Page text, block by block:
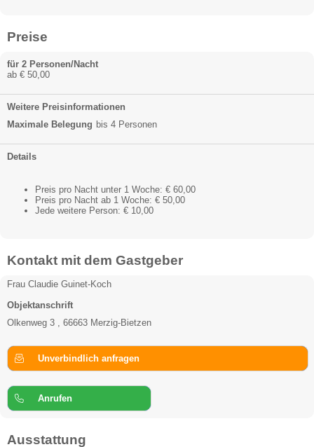
Preise
für 2 Personen/Nacht
ab € 50,00
Weitere Preisinformationen
Maximale Belegung bis 4 Personen
Details
Preis pro Nacht unter 1 Woche: € 60,00
Preis pro Nacht ab 1 Woche: € 50,00
Jede weitere Person: € 10,00
Kontakt mit dem Gastgeber
Frau Claudie Guinet-Koch
Objektanschrift
Olkenweg 3 , 66663 Merzig-Bietzen
Unverbindlich anfragen
Anrufen
Ausstattung